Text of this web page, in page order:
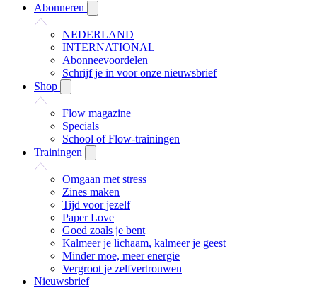
Abonneren
NEDERLAND
INTERNATIONAL
Abonneevoordelen
Schrijf je in voor onze nieuwsbrief
Shop
Flow magazine
Specials
School of Flow-trainingen
Trainingen
Omgaan met stress
Zines maken
Tijd voor jezelf
Paper Love
Goed zoals je bent
Kalmeer je lichaam, kalmeer je geest
Minder moe, meer energie
Vergroot je zelfvertrouwen
Nieuwsbrief